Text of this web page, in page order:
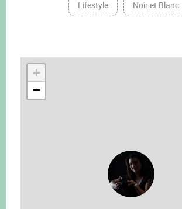
Lifestyle Noir et Blanc
+
−